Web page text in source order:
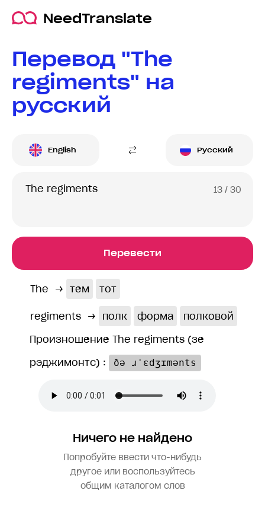
NeedTranslate
Перевод "The
regiments" на
русский
English Русский
13 / 30
Перевести
The → тем тот
regiments → полк форма
полковой
Произношение The regiments (зе
рэджимонтс) :
ðə ɹˈɛdʒɪmənts
Ничего не найдено
Попробуйте ввести что-нибудь
другое или воспользуйтесь
общим каталогом слов